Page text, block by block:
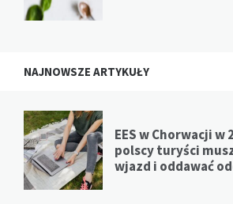
NAJNOWSZE ARTYKUŁY
EES w Chorwacji w
polscy turyści
wjazd i oddawać